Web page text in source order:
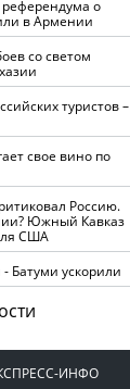
о
в Армении
со светом
туристов –
свое вино по
Россию.
Южный Кавказ
США
Батуми ускорили
ИНФО